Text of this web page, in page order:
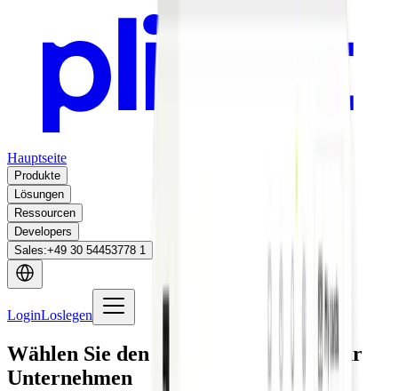
Hauptseite
Produkte
Lösungen
Ressourcen
Developers
Sales:+49 30 54453778 1
LoginLoslegen
Wählen Sie den passenden Plan für Ihr
Unternehmen